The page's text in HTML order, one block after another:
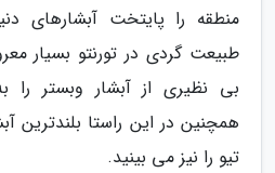
منطقه را پایتخت آبشارهای
طبیعت گردی در تورنتو بسیار
بی نظیری از آبشار وبستر
همچنین در این راستا بلندترین
تیو را نیز می بینید.